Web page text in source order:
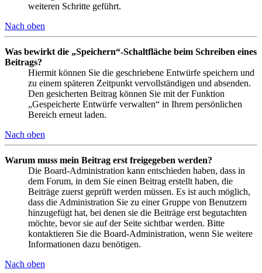
weiteren Schritte geführt.
Nach oben
Was bewirkt die „Speichern“-Schaltfläche beim Schreiben eines
Beitrags?
Hiermit können Sie die geschriebene Entwürfe speichern und
zu einem späteren Zeitpunkt vervollständigen und absenden.
Den gesicherten Beitrag können Sie mit der Funktion
„Gespeicherte Entwürfe verwalten“ in Ihrem persönlichen
Bereich erneut laden.
Nach oben
Warum muss mein Beitrag erst freigegeben werden?
Die Board-Administration kann entschieden haben, dass in
dem Forum, in dem Sie einen Beitrag erstellt haben, die
Beiträge zuerst geprüft werden müssen. Es ist auch möglich,
dass die Administration Sie zu einer Gruppe von Benutzern
hinzugefügt hat, bei denen sie die Beiträge erst begutachten
möchte, bevor sie auf der Seite sichtbar werden. Bitte
kontaktieren Sie die Board-Administration, wenn Sie weitere
Informationen dazu benötigen.
Nach oben